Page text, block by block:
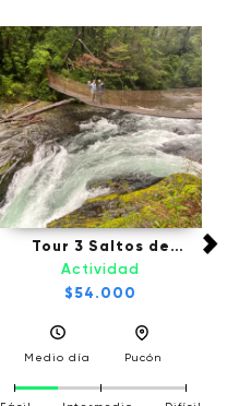
Tour 3 Saltos de
Palguin - Pucón
Actividad
$54.000
Medio día Pucón